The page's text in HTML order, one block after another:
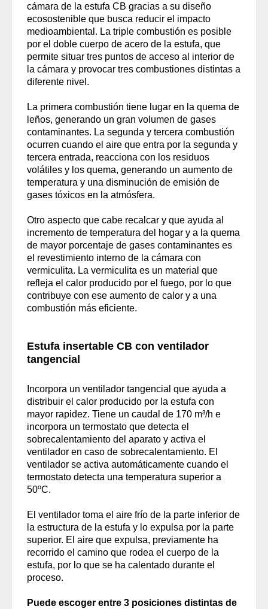
cámara de la estufa CB gracias a su diseño
ecosostenible que busca reducir el impacto
medioambiental. La triple combustión es posible
por el doble cuerpo de acero de la estufa, que
permite situar tres puntos de acceso al interior de
la cámara y provocar tres combustiones distintas a
diferente nivel.
La primera combustión tiene lugar en la quema de
leños, generando un gran volumen de gases
contaminantes. La segunda y tercera combustión
ocurren cuando el aire que entra por la segunda y
tercera entrada, reacciona con los residuos
volátiles y los quema, generando un aumento de
temperatura y una disminución de emisión de
gases tóxicos en la atmósfera.
Otro aspecto que cabe recalcar y que ayuda al
incremento de temperatura del hogar y a la quema
de mayor porcentaje de gases contaminantes es
el revestimiento interno de la cámara con
vermiculita. La vermiculita es un material que
refleja el calor producido por el fuego, por lo que
contribuye con ese aumento de calor y a una
combustión más eficiente.
Estufa insertable CB con ventilador
tangencial
Incorpora un ventilador tangencial que ayuda a
distribuir el calor producido por la estufa con
mayor rapidez. Tiene un caudal de 170 m³/h e
incorpora un termostato que detecta el
sobrecalentamiento del aparato y activa el
ventilador en caso de sobrecalentamiento. El
ventilador se activa automáticamente cuando el
termostato detecta una temperatura superior a
50ºC.
El ventilador toma el aire frío de la parte inferior de
la estructura de la estufa y lo expulsa por la parte
superior. El aire que expulsa, previamente ha
recorrido el camino que rodea el cuerpo de la
estufa, por lo que se ha calentado durante el
proceso.
Puede escoger entre 3 posiciones distintas de